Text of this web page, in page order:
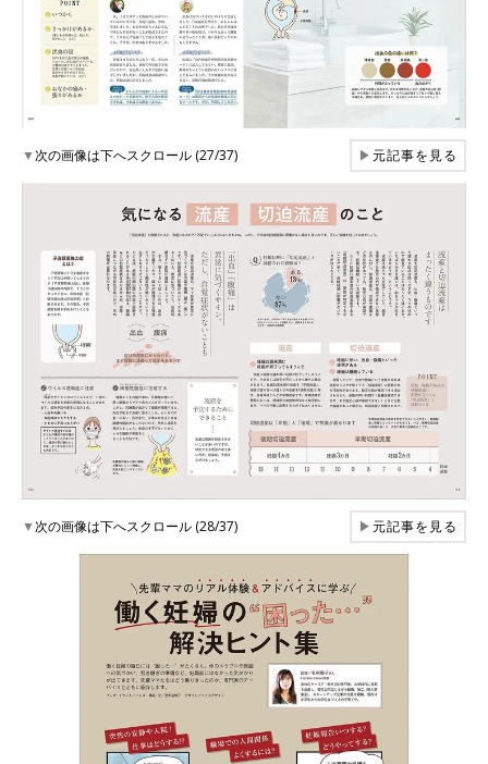
▼次の画像は下へスクロール (27/37) ▶元記事を見る
▼次の画像は下へスクロール (28/37) ▶元記事を見る